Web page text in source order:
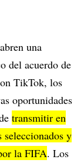
una
del acuerdo de
TikTok, los
oportunidades
transmitir en
y
la FIFA. Los